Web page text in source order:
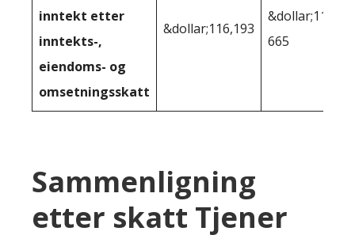
inntekt etter
inntekts-,
eiendoms- og
omsetningsskatt
&dollar;116,193
&dollar;111
665
Sammenligning
etter skatt Tjener